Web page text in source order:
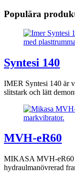
Populära
Syntesi 140
IMER Syntesi 140 är
slitstark och lätt
MVH-eR60
MIKASA MVH-eR60
hydraulmanövrerad